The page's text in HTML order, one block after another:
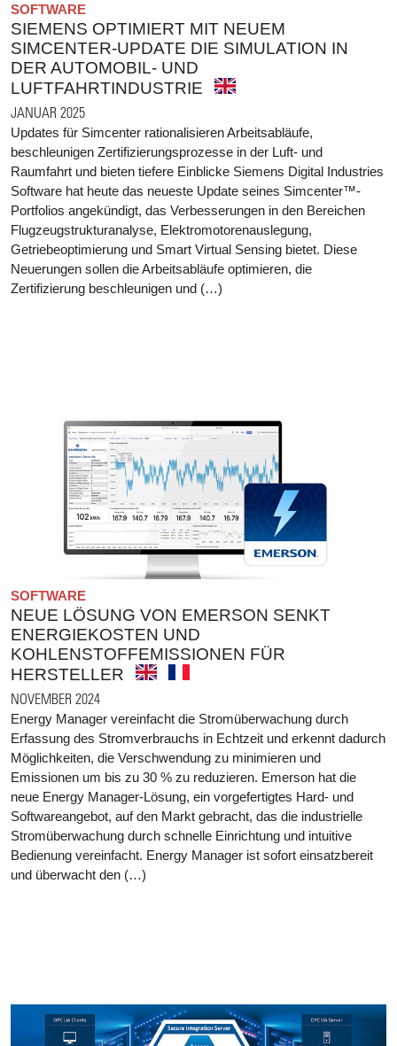
SOFTWARE
SIEMENS OPTIMIERT MIT NEUEM
SIMCENTER-UPDATE DIE SIMULATION IN
DER AUTOMOBIL- UND
LUFTFAHRTINDUSTRIE
JANUAR 2025
Updates für Simcenter rationalisieren Arbeitsabläufe,
beschleunigen Zertifizierungsprozesse in der Luft- und
Raumfahrt und bieten tiefere Einblicke Siemens Digital Industries
Software hat heute das neueste Update seines Simcenter™-
Portfolios angekündigt, das Verbesserungen in den Bereichen
Flugzeugstrukturanalyse, Elektromotorenauslegung,
Getriebeoptimierung und Smart Virtual Sensing bietet. Diese
Neuerungen sollen die Arbeitsabläufe optimieren, die
Zertifizierung beschleunigen und (…)
SOFTWARE
NEUE LÖSUNG VON EMERSON SENKT
ENERGIEKOSTEN UND
KOHLENSTOFFEMISSIONEN FÜR
HERSTELLER
NOVEMBER 2024
Energy Manager vereinfacht die Stromüberwachung durch
Erfassung des Stromverbrauchs in Echtzeit und erkennt dadurch
Möglichkeiten, die Verschwendung zu minimieren und
Emissionen um bis zu 30 % zu reduzieren. Emerson hat die
neue Energy Manager-Lösung, ein vorgefertigtes Hard- und
Softwareangebot, auf den Markt gebracht, das die industrielle
Stromüberwachung durch schnelle Einrichtung und intuitive
Bedienung vereinfacht. Energy Manager ist sofort einsatzbereit
und überwacht den (…)